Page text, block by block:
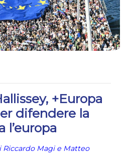
+Europa
difendere la
Magi e Matteo